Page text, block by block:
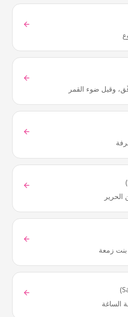
وقيل ضوء القمر
)
بنت زمعة
)
الساغة